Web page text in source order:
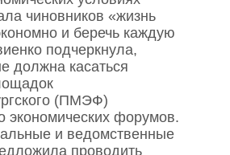
чиновников «жизнь
и беречь каждую
подчеркнула,
должна касаться
(ПМЭФ)
экономических форумов.
и ведомственные
проводить